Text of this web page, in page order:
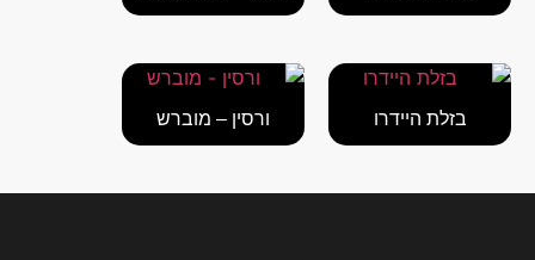
בזלת היידרו ורסין – מוברש